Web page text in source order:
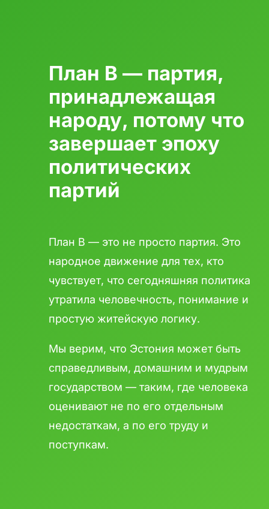
План B — партия,
принадлежащая
народу, потому что
завершает эпоху
политических
партий
План B — это не просто партия. Это
народное движение для тех, кто
чувствует, что сегодняшняя политика
утратила человечность, понимание и
простую житейскую логику.
Мы верим, что Эстония может быть
справедливым, домашним и мудрым
государством — таким, где человека
оценивают не по его отдельным
недостаткам, а по его труду и
поступкам.